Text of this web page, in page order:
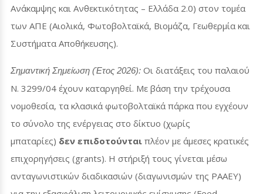
Ανάκαμψης και Ανθεκτικότητας – Ελλάδα 2.0) στον τομέα
των ΑΠΕ (Αιολικά, Φωτοβολταϊκά, Βιομάζα, Γεωθερμία και
Συστήματα Αποθήκευσης).
Σημαντική Σημείωση (Έτος 2026): Οι διατάξεις του παλαιού
Ν. 3299/04 έχουν καταργηθεί. Με βάση την τρέχουσα
νομοθεσία, τα κλασικά φωτοβολταϊκά πάρκα που εγχέουν
το σύνολο της ενέργειας στο δίκτυο (χωρίς
μπαταρίες) δεν επιδοτούνται πλέον με άμεσες κρατικές
επιχορηγήσεις (grants). Η στήριξή τους γίνεται μέσω
ανταγωνιστικών διαδικασιών (διαγωνισμών της ΡΑΑΕΥ)